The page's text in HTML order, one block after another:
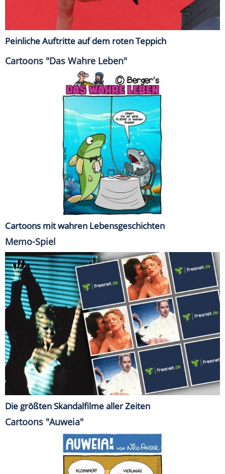
Peinliche Auftritte auf dem roten Teppich
Cartoons "Das Wahre Leben"
Cartoons mit wahren Lebensgeschichten
Memo-Spiel
Die größten Skandalfilme aller Zeiten
Cartoons "Auweia"